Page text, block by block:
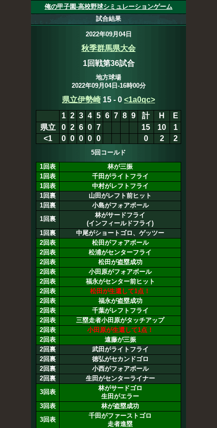
俺の甲子園-高校野球シミュレーションゲーム
試合結果
2022年09月04日
秋季群馬県大会
1回戦第36試合
地方球場
2022年09月04日-16時00分
県立伊勢崎 15 - 0 <1a0qc>
1 2 3 4 5 6 7 8 9 計 H
E
県立
0 2 6 0 7 15 10
1
<1
0 0 0 0 0 0 2 2
5回コールド
1回表
林が三振
1回表
千田がライトフライ
1回表
中村がレフトフライ
1回裏
山田がレフト前ヒット
1回裏
小島がフォアボール
1回裏
林がサードフライ
(インフィールドフライ)
1回裏
中尾がショートゴロ、ゲッツー
2回表
松田がフォアボール
2回表
松浦がセンターフライ
2回表
松田が盗塁成功
2回表
小田原がフォアボール
2回表
福永がセンター前ヒット
2回表
松田が生還して1点！
2回表
福永が盗塁成功
2回表
千葉がレフトフライ
2回表
三塁走者小田原がタッチアップ
2回表
小田原が生還して1点！
2回表
遠藤が三振
2回裏
武田がライトフライ
2回裏
徳弘がセカンドゴロ
2回裏
小西がフォアボール
2回裏
生田がセンターライナー
3回表
林がサードゴロ
生田がエラー
3回表
林が盗塁成功
3回表
千田がファーストゴロ
走者進塁